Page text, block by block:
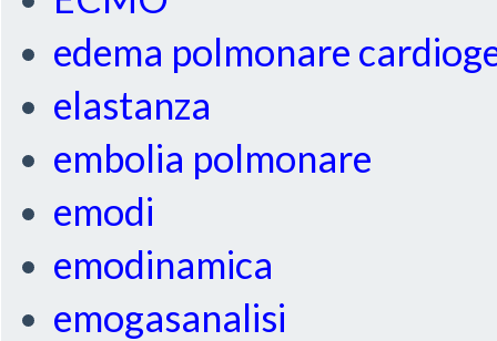
edema polmonare
elastanza
embolia polmonare
emodi
emodinamica
emogasanalisi